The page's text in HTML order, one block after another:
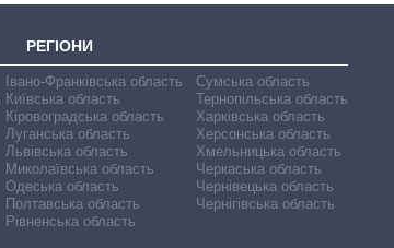
РЕГІОНИ
Івано-Франківська область
Київська область
Кіровоградська область
Луганська область
Львівська область
Миколаївська область
Одеська область
Полтавська область
Рівненська область
Сумська область
Тернопільська область
Харківська область
Херсонська область
Хмельницька область
Черкаська область
Чернівецька область
Чернігівська область